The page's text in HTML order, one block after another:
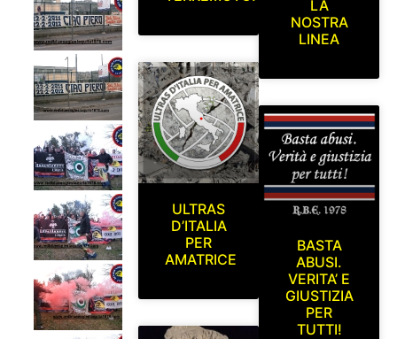
ULTRAS
D’ITALIA
PER
AMATRICE
LA
NOSTRA
LINEA
BASTA
ABUSI.
VERITA’ E
GIUSTIZIA
PER
TUTTI!